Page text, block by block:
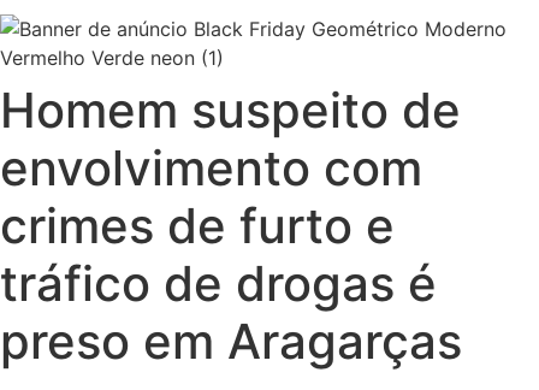
Homem suspeito de
envolvimento com
crimes de furto e
tráfico de drogas é
preso em Aragarças